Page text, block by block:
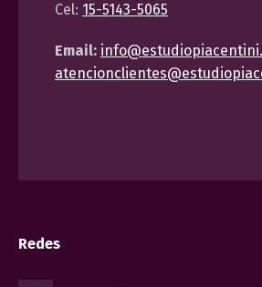
Cel: 15-5143-5065
Email:
Redes